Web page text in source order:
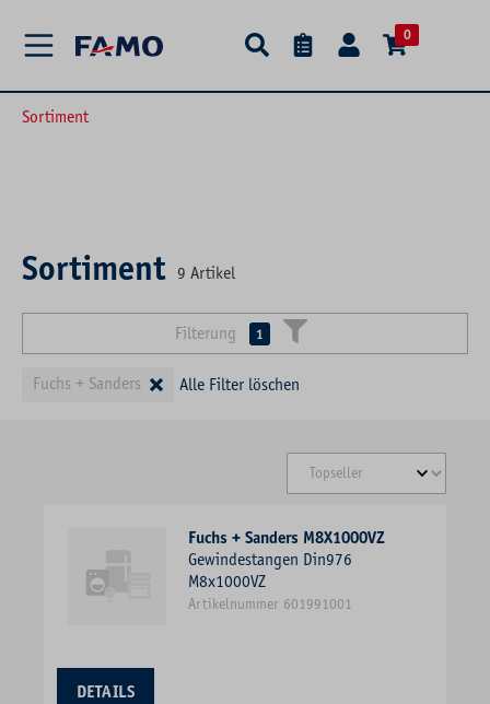
0
Sortiment
Sortiment 9 Artikel
Filterung 1
Fuchs + Sanders × Alle Filter löschen
Fuchs + Sanders M8X1000VZ
Gewindestangen Din976
M8x1000VZ
Artikelnummer 601991001
DETAILS